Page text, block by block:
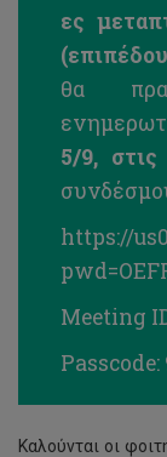
ες
θα
5/9,
https://
Meeting
Passcode:
Καλούνται οι